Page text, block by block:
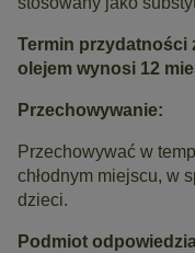
Termin przydatności
olejem wynosi 12
Przechowywanie:
Przechowywać w
chłodnym miejscu, w
dzieci.
Podmiot